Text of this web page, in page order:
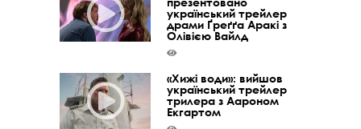
український трейлер
драми Ґреґґа Аракі з
Олівією Вайлд
«Хижі води»: вийшов
український трейлер
трилера з Аароном
Екгартом